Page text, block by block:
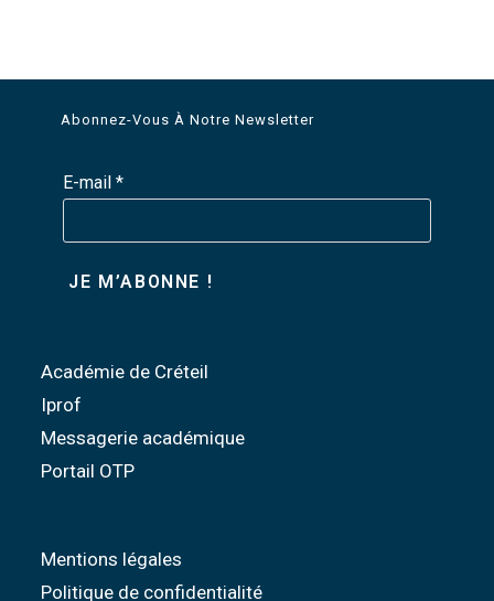
Abonnez-Vous À Notre Newsletter
E-mail*
Académie de Créteil
Iprof
Messagerie académique
Portail OTP
Mentions légales
Politique de confidentialité